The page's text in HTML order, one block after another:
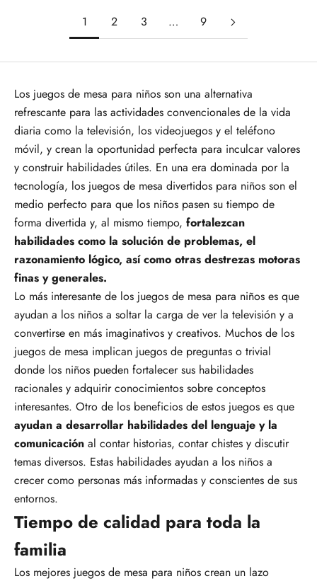
1 2 3 … 9
Los juegos de mesa para niños son una alternativa
refrescante para las actividades convencionales de la vida
diaria como la televisión, los videojuegos y el teléfono
móvil, y crean la oportunidad perfecta para inculcar valores
y construir habilidades útiles. En una era dominada por la
tecnología, los juegos de mesa divertidos para niños son el
medio perfecto para que los niños pasen su tiempo de
forma divertida y, al mismo tiempo, fortalezcan
habilidades como la solución de problemas, el
razonamiento lógico, así como otras destrezas motoras
finas y generales.
Lo más interesante de los juegos de mesa para niños es que
ayudan a los niños a soltar la carga de ver la televisión y a
convertirse en más imaginativos y creativos. Muchos de los
juegos de mesa implican juegos de preguntas o trivial
donde los niños pueden fortalecer sus habilidades
racionales y adquirir conocimientos sobre conceptos
interesantes. Otro de los beneficios de estos juegos es que
ayudan a desarrollar habilidades del lenguaje y la
comunicación al contar historias, contar chistes y discutir
temas diversos. Estas habilidades ayudan a los niños a
crecer como personas más informadas y conscientes de sus
entornos.
Tiempo de calidad para toda la
familia
Los mejores juegos de mesa para niños crean un lazo